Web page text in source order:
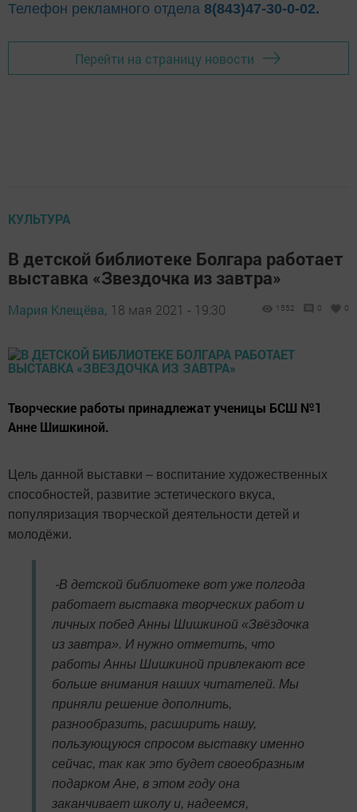
Телефон рекламного отдела 8(843)47-30-0-02.
Перейти на страницу новости
КУЛЬТУРА
В детской библиотеке Болгара работает
выставка «Звездочка из завтра»
Мария Клещёва, 18 мая 2021 - 19:30 1552 0 0
Творческие работы принадлежат ученицы БСШ №1
Анне Шишкиной.
Цель данной выставки – воспитание художественных
способностей, развитие эстетического вкуса,
популяризация творческой деятельности детей и
молодёжи.
-В детской библиотеке вот уже полгода
работает выставка творческих работ и
личных побед Анны Шишкиной «Звёздочка
из завтра». И нужно отметить, что
работы Анны Шишкиной привлекают все
больше внимания наших читателей. Мы
приняли решение дополнить,
разнообразить, расширить нашу,
пользующуюся спросом выставку именно
сейчас, так как это будет своеобразным
подарком Ане, в этом году она
заканчивает школу и, надеемся,